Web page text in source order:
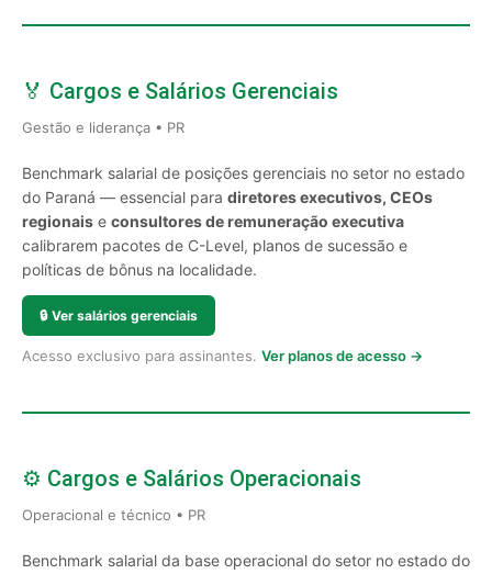
🏅 Cargos e Salários Gerenciais
Gestão e liderança • PR
Benchmark salarial de posições gerenciais no setor no estado
do Paraná — essencial para diretores executivos, CEOs
regionais e consultores de remuneração executiva
calibrarem pacotes de C-Level, planos de sucessão e
políticas de bônus na localidade.
🔒 Ver salários gerenciais
Acesso exclusivo para assinantes. Ver planos de acesso →
⚙️ Cargos e Salários Operacionais
Operacional e técnico • PR
Benchmark salarial da base operacional do setor no estado do